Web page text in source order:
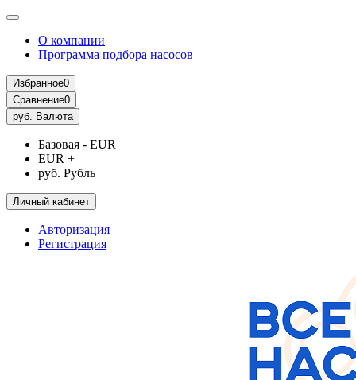
О компании
Программа подбора насосов
Избранное0
Сравнение0
руб. Валюта
Базовая - EUR
EUR +
руб. Рубль
Личный кабинет
Авторизация
Регистрация